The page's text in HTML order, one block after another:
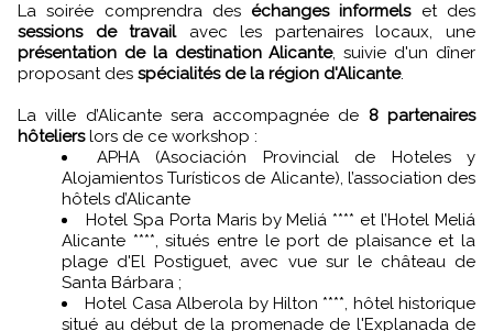
La soirée comprendra des échanges informelset des
sessions de travail avec les partenaires locaux, une
présentation de la destination Alicante, suivie d'un dîner
proposant des spécialités de la région d'Alicante.
La ville d’Alicante sera accompagnée de 8 partenaires
hôtelierslors de ce workshop :
APHA (Asociación Provincial de Hoteles y
Alojamientos Turísticos de Alicante), l’association des
hôtels d’Alicante
Hotel Spa Porta Maris by Meliá **** et l’Hotel Meliá
Alicante ****, situés entre le port de plaisance et la
plage d'El Postiguet, avec vue sur le château de
Santa Bárbara ;
Hotel Casa Alberola by Hilton ****, hôtel historique
situé au début de la promenade de l'Explanada de